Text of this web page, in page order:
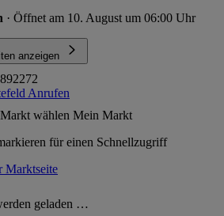
· Öffnet am 10. August um 06:00 Uhr
anzeigen
Anrufen
wählen Mein Markt
für einen Schnellzugriff
Marktseite
geladen …